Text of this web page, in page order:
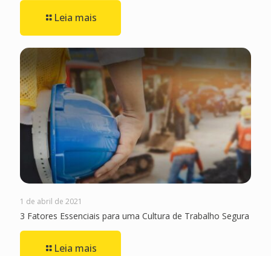
Leia mais
1 de abril de 2021
3 Fatores Essenciais para uma Cultura de Trabalho Segura
Leia mais